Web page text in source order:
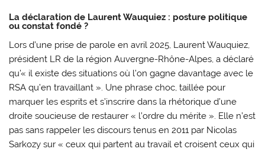
La déclaration de Laurent Wauquiez : posture politique
ou constat fondé ?
Lors d’une prise de parole en avril 2025, Laurent Wauquiez,
président LR de la région Auvergne-Rhône-Alpes, a déclaré
qu’« il existe des situations où l’on gagne davantage avec le
RSA qu’en travaillant ». Une phrase choc, taillée pour
marquer les esprits et s’inscrire dans la rhétorique d’une
droite soucieuse de restaurer « l’ordre du mérite ». Elle n’est
pas sans rappeler les discours tenus en 2011 par Nicolas
Sarkozy sur « ceux qui partent au travail et croisent ceux qui